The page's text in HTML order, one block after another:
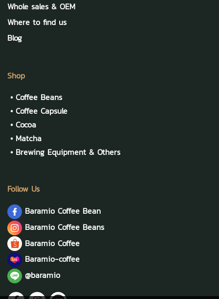
Whole sales & OEM
Where to find us
Blog
Shop
• Coffee Beans
• Coffee Capsule
• Cocoa
• Matcha
• Brewing Equipment & Others
Follow Us
Baramio Coffee Bean
Baramio Coffee Beans
Baramio Coffee
Baramio-coffee
@baramio